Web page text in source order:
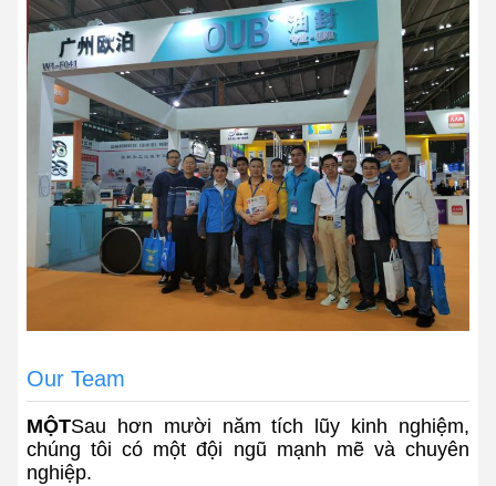
Our Team
MỘTSau hơn mười năm tích lũy kinh nghiệm,
chúng tôi có một đội ngũ mạnh mẽ và chuyên
nghiệp.